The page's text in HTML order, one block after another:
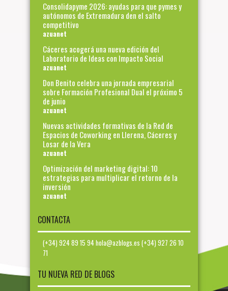
Consolidapyme 2026: ayudas para que pymes y
autónomos de Extremadura den el salto
competitivo
azuanet
Cáceres acogerá una nueva edición del
Laboratorio de Ideas con Impacto Social
azuanet
Don Benito celebra una jornada empresarial
sobre Formación Profesional Dual el próximo 5
de junio
azuanet
Nuevas actividades formativas de la Red de
Espacios de Coworking en Llerena, Cáceres y
Losar de la Vera
azuanet
Optimización del marketing digital: 10
estrategias para multiplicar el retorno de la
inversión
azuanet
CONTACTA
(+34) 924 89 15 94 hola@azblogs.es (+34) 927 26 10
71
TU NUEVA RED DE BLOGS